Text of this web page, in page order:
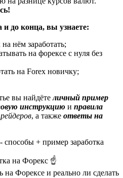
до конца, вы узнаете:
нём заработать;
на форексе с нуля без
на Forex новичку;
вы найдётеличный пример
инструкцию и правила
, а также ответы на
на Форекс ☝
на Форексе и реально ли сделать